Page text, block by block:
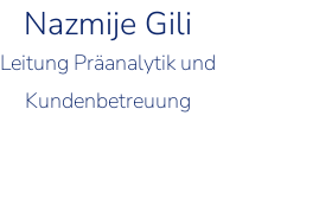
Nazmije Gili
Leitung Präanalytik und
Kundenbetreuung